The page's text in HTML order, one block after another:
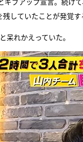
していたことが発覚す
れかえっていた。